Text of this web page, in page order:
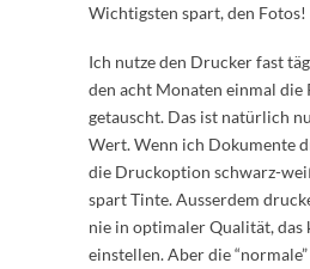
Wichtigsten spart, den Fotos!
Ich nutze den Drucker fast
den acht Monaten einmal die
getauscht. Das ist natürlich
Wert. Wenn ich Dokumente
die Druckoption schwarz-
spart Tinte. Ausserdem
nie in optimaler Qualität, das
einstellen. Aber die